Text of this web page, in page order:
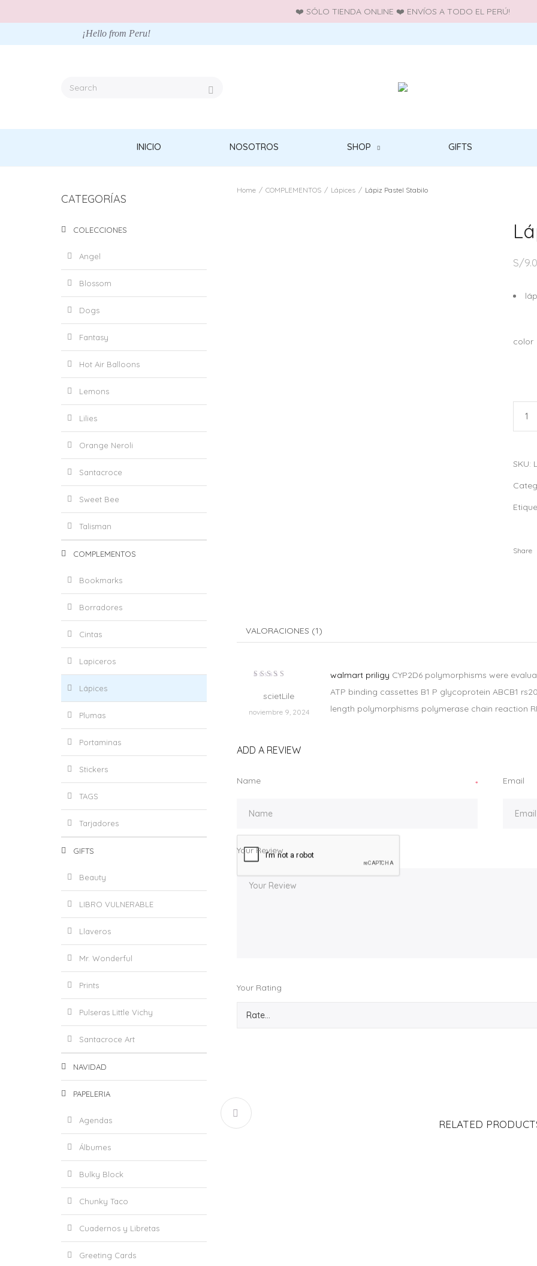
❤️ SÓLO TIENDA ONLINE ❤️ ENVÍOS A TODO EL PERÚ!
¡Hello from Peru!
INICIO NOSOTROS SHOP GIFTS
Home / COMPLEMENTOS / Lápices / Lápiz Pastel Stabilo
S/
color
SKU:
Share
VALORACIONES (1)
en
de 5
scietLile
noviembre 9, 2024
walmart priligy CYP2D6 polymorphisms were
ATP binding cassettes B1 P glycoprotein ABCB1
length polymorphisms polymerase chain reaction
ADD A REVIEW
Name * Email
Your Review
Your Rating
RELATED
CATEGORÍAS
COLECCIONES
Angel
Blossom
Dogs
Fantasy
Hot Air Balloons
Lemons
Lilies
Orange Neroli
Santacroce
Sweet Bee
Talisman
COMPLEMENTOS
Bookmarks
Borradores
Cintas
Lapiceros
Lápices
Plumas
Portaminas
Stickers
TAGS
Tarjadores
GIFTS
Beauty
LIBRO VULNERABLE
Llaveros
Mr. Wonderful
Prints
Pulseras Little Vichy
Santacroce Art
NAVIDAD
PAPELERIA
Agendas
Álbumes
Bulky Block
Chunky Taco
Cuadernos y Libretas
Greeting Cards